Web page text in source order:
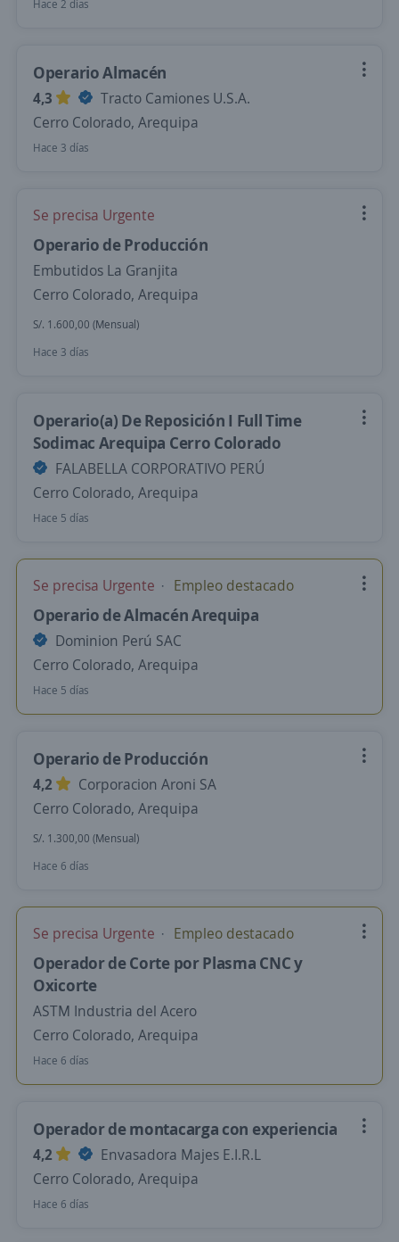
Hace 2 días
Operario Almacén
4,3
Tracto Camiones U.S.A.
Cerro Colorado, Arequipa
Hace 3 días
Se precisa Urgente
Operario de Producción
Embutidos La Granjita
Cerro Colorado, Arequipa
S/. 1.600,00 (Mensual)
Hace 3 días
Operario(a) De Reposición I Full Time
Sodimac Arequipa Cerro Colorado
FALABELLA CORPORATIVO PERÚ
Cerro Colorado, Arequipa
Hace 5 días
Se precisa Urgente Empleo destacado
Operario de Almacén Arequipa
Dominion Perú SAC
Cerro Colorado, Arequipa
Hace 5 días
Operario de Producción
4,2
Corporacion Aroni SA
Cerro Colorado, Arequipa
S/. 1.300,00 (Mensual)
Hace 6 días
Se precisa Urgente Empleo destacado
Operador de Corte por Plasma CNC y
Oxicorte
ASTM Industria del Acero
Cerro Colorado, Arequipa
Hace 6 días
Operador de montacarga con experiencia
4,2
Envasadora Majes E.I.R.L
Cerro Colorado, Arequipa
Hace 6 días